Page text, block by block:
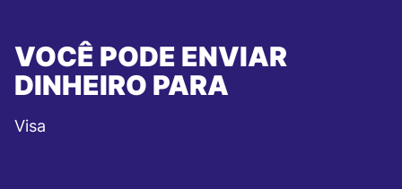
VOCÊ PODE ENVIAR
DINHEIRO PARA
Visa